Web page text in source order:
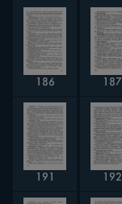
186 187
191 192